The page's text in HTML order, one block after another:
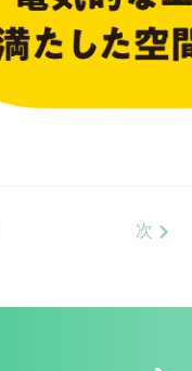
次